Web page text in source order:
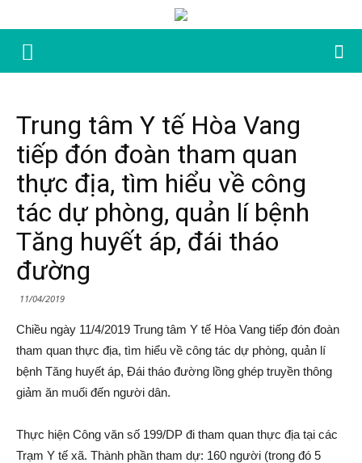
Trung tâm Y tế Hòa Vang
tiếp đón đoàn tham quan
thực địa, tìm hiểu về công
tác dự phòng, quản lí bệnh
Tăng huyết áp, đái tháo
đường
11/04/2019
Chiều ngày 11/4/2019 Trung tâm Y tế Hòa Vang tiếp đón đoàn
tham quan thực địa, tìm hiểu về công tác dự phòng, quản lí
bệnh Tăng huyết áp, Đái tháo đường lồng ghép truyền thông
giảm ăn muối đến người dân.
Thực hiện Công văn số 199/DP đi tham quan thực địa tại các
Trạm Y tế xã. Thành phần tham dự: 160 người (trong đó 5